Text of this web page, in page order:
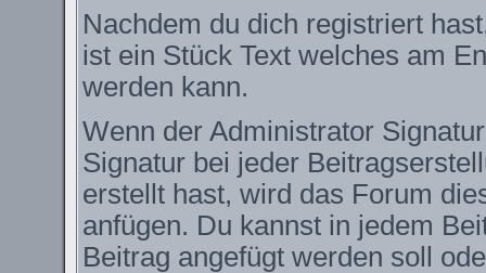
Nachdem du dich registriert
ist ein Stück Text welches am
werden kann.
Wenn der Administrator
Signatur bei jeder
erstellt hast, wird das Forum
anfügen. Du kannst in jedem
Beitrag angefügt werden soll